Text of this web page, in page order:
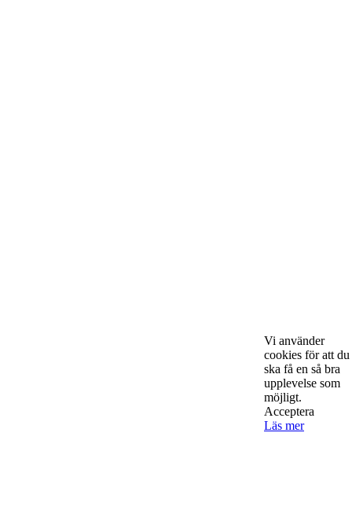
Vi använder
cookies för att du
ska få en så bra
upplevelse som
möjligt.
Acceptera
Läs mer